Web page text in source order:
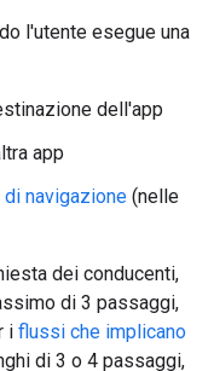
l'utente esegue una
dell'app
app
navigazione (nelle
dei conducenti,
di 3 passaggi,
i flussi che implicano
di 3 o 4 passaggi,